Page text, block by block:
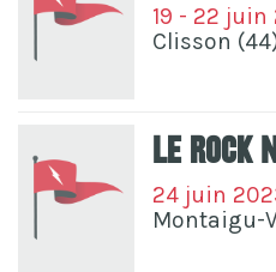
19 - 22 juin
Clisson
Le Rock
24 juin
Montaigu-